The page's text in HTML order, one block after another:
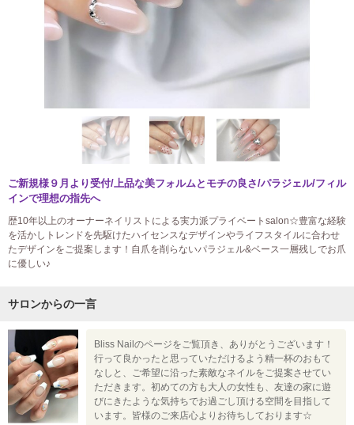
ご新規様９月より受付/上品な美フォルムとモチの良さ/パラジェル/フィル
インで理想の指先へ
歴10年以上のオーナーネイリストによる実力派プライベートsalon☆豊富な経験
を活かしトレンドを先駆けたハイセンスなデザインやライフスタイルに合わせ
たデザインをご提案します！自爪を削らないパラジェル&ベース一層残しでお爪
に優しい♪
サロンからの一言
Bliss Nailのページをご覧頂き、ありがとうございます！
行って良かったと思っていただけるよう精一杯のおもて
なしと、ご希望に沿った素敵なネイルをご提案させてい
ただきます。初めての方も大人の女性も、友達の家に遊
びにきたような気持ちでお過ごし頂ける空間を目指して
います。皆様のご来店心よりお待ちしております☆